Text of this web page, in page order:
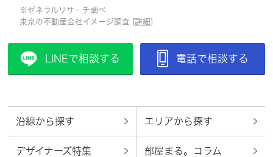
※ゼネラルリサーチ調べ
東京の不動産会社イメージ調査 [ 詳細
LINEで相談する 電話で相談する
沿線から探す エリアから探す
デザイナーズ特集 部屋まる。コラム